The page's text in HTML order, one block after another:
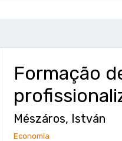
Formação
Mészáros, István
Economia